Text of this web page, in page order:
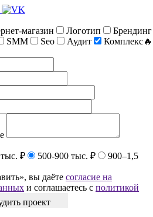
магазин Логотип
Брендинг
SMM Seo Аудит
Комплекс🔥
₽ 500-900 тыс. ₽
900–1,5
вы даёте согласие на
и соглашаетесь с политикой
проект